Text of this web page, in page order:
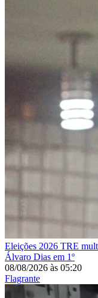
Eleições 2026 TRE
Álvaro Dias em 1º
08/08/2026 às 05:20
Flagrante